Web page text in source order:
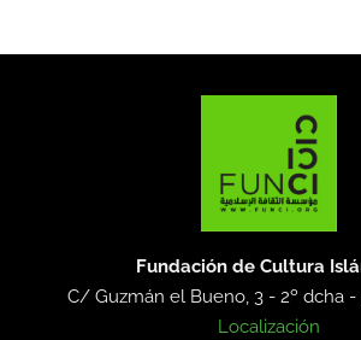
Fundación de Cultura
C/ Guzmán el Bueno, 3 - 2º dcha -
Localización